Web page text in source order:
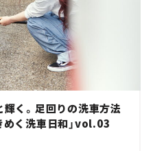
く。足回りの洗車方法
めく洗車日和」vol.03